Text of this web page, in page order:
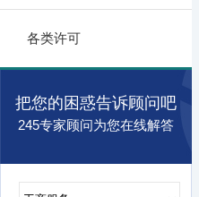
各类许可
把您的困惑告诉顾问吧
245专家顾问为您在线解答